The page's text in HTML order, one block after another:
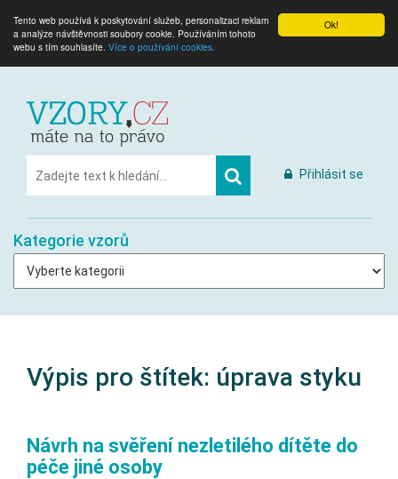
Ok!
Tento web používá k poskytování služeb, personalizaci reklam
a analýze návštěvnosti soubory cookie. Používáním tohoto
webu s tím souhlasíte. Více o používání cookies.
Přihlásit se
Kategorie vzorů
Výpis pro štítek: úprava styku
Návrh na svěření nezletilého dítěte do
péče jiné osoby